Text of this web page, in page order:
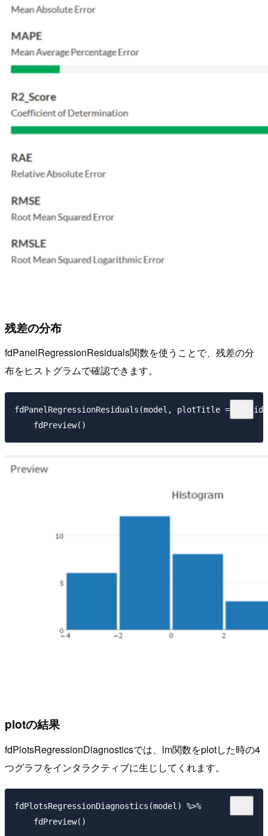
残差の分布
fdPanelRegressionResiduals関数を使うことで、残差の分
布をヒストグラムで確認できます。
fdPanelRegressionResiduals(model, plotTitle =
plotの結果
fdPlotsRegressionDiagnosticsでは、lm関数をplotした時の4
つグラフをインタラクティブに生じしてくれます。
fdPlotsRegressionDiagnostics(model) %>%